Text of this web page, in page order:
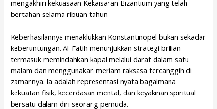
mengakhiri kekuasaan Kekaisaran Bizantium yang telah
bertahan selama ribuan tahun.
Keberhasilannya menaklukkan Konstantinopel bukan sekadar
keberuntungan. Al-Fatih menunjukkan strategi brilian—
termasuk memindahkan kapal melalui darat dalam satu
malam dan menggunakan meriam raksasa tercanggih di
zamannya. Ia adalah representasi nyata bagaimana
kekuatan fisik, kecerdasan mental, dan keyakinan spiritual
bersatu dalam diri seorang pemuda.